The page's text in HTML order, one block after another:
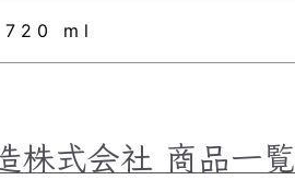
720 ml
株式会社 商品一覧